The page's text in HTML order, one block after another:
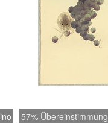
57% Übereinstimmung